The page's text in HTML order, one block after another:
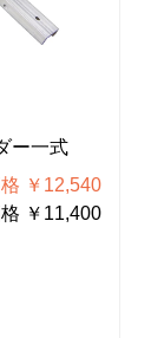
ー一式
￥12,540
￥11,400